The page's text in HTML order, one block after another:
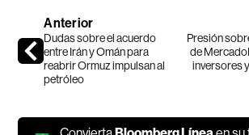
Anterior
Dudas sobre el acuerdo
entre Irán y Omán para
reabrir Ormuz impulsan al
petróleo
Presión
de
inversores